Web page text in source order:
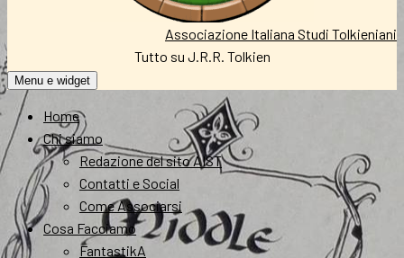
Associazione Italiana Studi Tolkieniani
Tutto su J.R.R. Tolkien
Menu e widget
Home
Chi siamo
Redazione del sito AIST
Contatti e Social
Come Associarsi
Cosa Facciamo
FantastikA